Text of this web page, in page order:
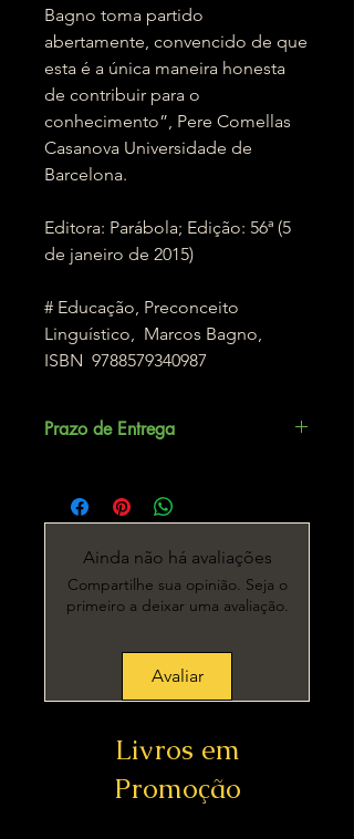
Bagno toma partido
abertamente, convencido de que
esta é a única maneira honesta
de contribuir para o
conhecimento”, Pere Comellas
Casanova Universidade de
Barcelona.
Editora: Parábola; Edição: 56ª (5
de janeiro de 2015)
# Educação, Preconceito
Linguístico, Marcos Bagno,
ISBN 9788579340987
Prazo de Entrega
Ainda não há avaliações
Compartilhe sua opinião. Seja o
primeiro a deixar uma avaliação.
Avaliar
Livros em
Promoção